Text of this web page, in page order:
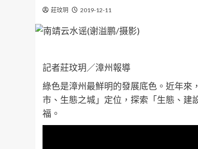
莊玟玥 2019-12-11
記者莊玟玥／漳州報導
綠色是漳州最鮮明的發展底色。近年來
市、生態之城」定位，探索「生態、建
福。